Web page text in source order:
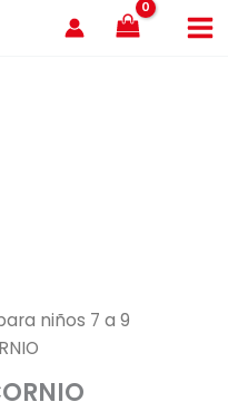
niños 7 a 9